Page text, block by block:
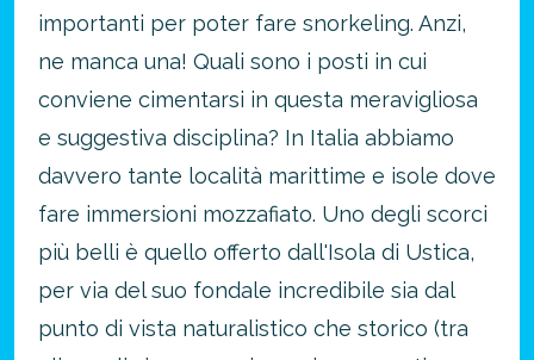
importanti per poter fare snorkeling. Anzi,
ne manca una! Quali sono i posti in cui
conviene cimentarsi in questa meravigliosa
e suggestiva disciplina? In Italia abbiamo
davvero tante località marittime e isole dove
fare immersioni mozzafiato. Uno degli scorci
più belli è quello offerto dall'Isola di Ustica,
per via del suo fondale incredibile sia dal
punto di vista naturalistico che storico (tra